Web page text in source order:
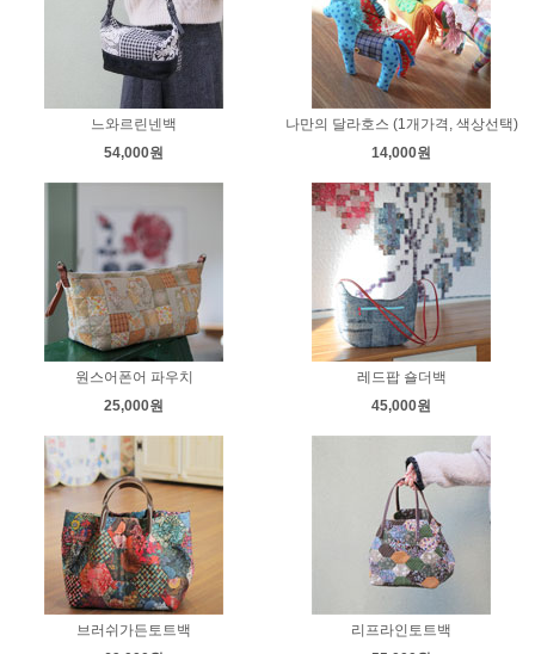
느와르린넨백
54,000원
나만의 달라호스 (1개가격, 색상선택)
14,000원
원스어폰어 파우치
25,000원
레드팝 숄더백
45,000원
브러쉬가든토트백
리프라인토트백